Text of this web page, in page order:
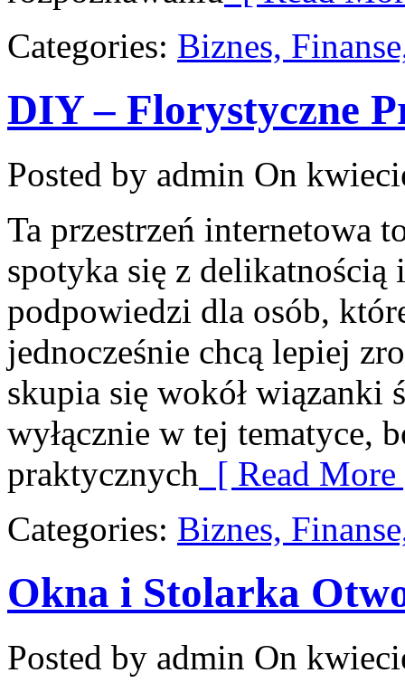
Categories: Biznes,
DIY – Florystyczne
Posted by admin On
Ta przestrzeń internetowa
spotyka się z
podpowiedzi dla osób,
jednocześnie chcą lepiej
skupia się wokół wiązanki
wyłącznie w tej tematyce,
praktycznych [ Read
Categories: Biznes,
Okna i Stolarka
Posted by admin On